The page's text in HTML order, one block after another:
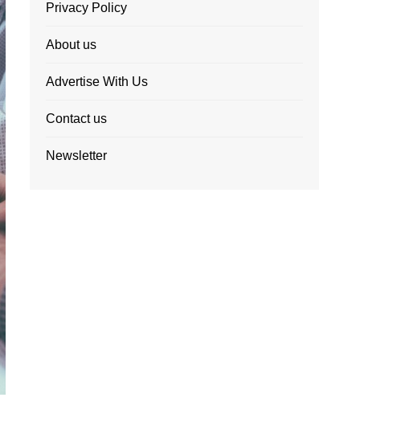
Privacy Policy
About us
Advertise With Us
Contact us
Newsletter